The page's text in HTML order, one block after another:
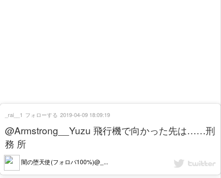
@Armstrong__Yuzu 飛行機で向かった先は……刑
務 所
闇の堕天使(フォロバ100%)@_...
_rai__1 フォローする 2019-04-09 18:09:19